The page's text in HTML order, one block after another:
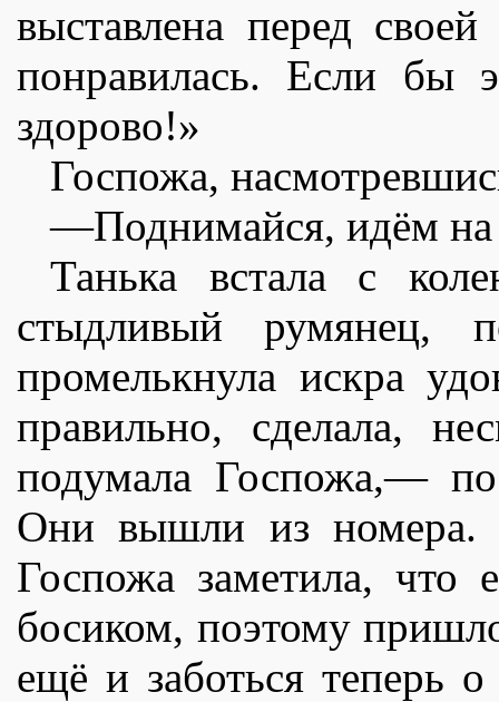
выставлена перед
понравилась. Если
здорово!»
Госпожа,
—Поднимайся, идëм на
Танька встала с
стыдливый румянец,
промелькнула искра
правильно, сделала,
подумала Госпожа,—
Они вышли из номера.
Госпожа заметила, что
босиком, поэтому
ещë и заботься теперь